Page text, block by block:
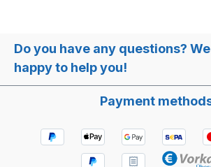
Do you have any questions?
happy to help you!
Payment